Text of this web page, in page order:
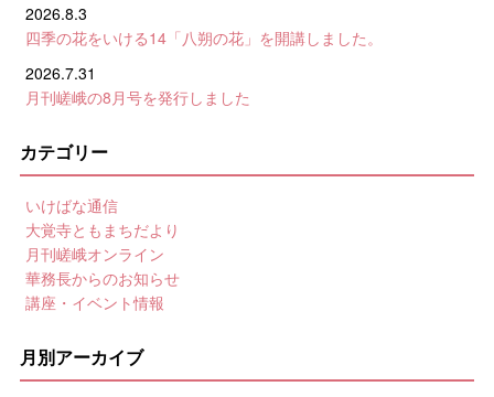
2026.8.3
四季の花をいける14「八朔の花」を開講しました。
2026.7.31
月刊嵯峨の8月号を発行しました
カテゴリー
いけばな通信
大覚寺ともまちだより
月刊嵯峨オンライン
華務長からのお知らせ
講座・イベント情報
月別アーカイブ